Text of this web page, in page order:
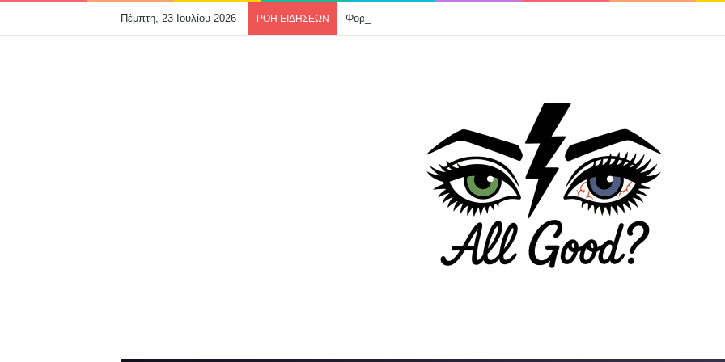
Πέμπτη, 23 Ιουλίου 2026 ΡΟΗ ΕΙΔΗΣΕΩΝ